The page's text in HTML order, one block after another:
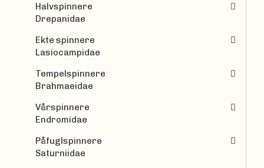
Halvspinnere
Drepanidae
Ekte spinnere
Lasiocampidae
Tempelspinnere
Brahmaeidae
Vårspinnere
Endromidae
Påfuglspinnere
Saturniidae